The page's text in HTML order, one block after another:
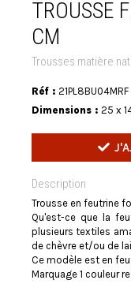
TROUSSE
CM
Trousses matière
Réf : 21PL8BU04MRF
Dimensions : 25 x
Description
Trousse en feutrine
Qu'est-ce que la
plusieurs textiles
de chèvre et/ou de
Ce modèle est en
Marquage 1 couleur